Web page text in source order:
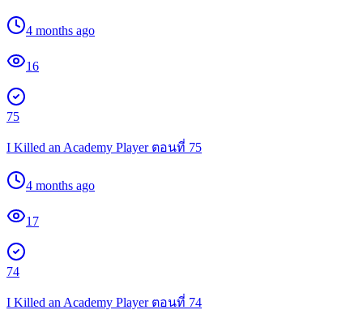
4 months ago
16
75
I Killed an Academy Player ตอนที่ 75
4 months ago
17
74
I Killed an Academy Player ตอนที่ 74